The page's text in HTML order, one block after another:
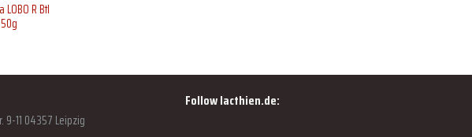
LOBO R Btl
50g
9-11 04357 Leipzig
Follow lacthien.de: